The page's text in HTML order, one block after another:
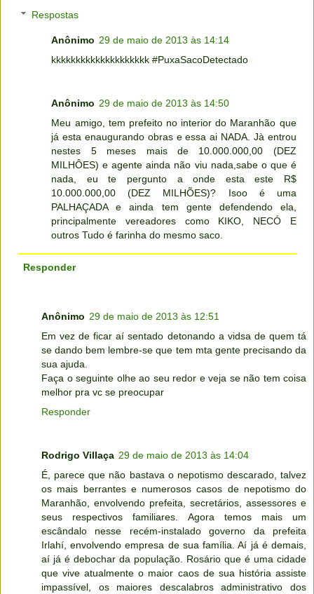
Respostas
Anônimo 29 de maio de 2013 às 14:14
kkkkkkkkkkkkkkkkkkkk #PuxaSacoDetectado
Anônimo 29 de maio de 2013 às 14:50
Meu amigo, tem prefeito no interior do Maranhão que
já esta enaugurando obras e essa ai NADA. Jà entrou
nestes 5 meses mais de 10.000.000,00 (DEZ
MILHÔES) e agente ainda não viu nada,sabe o que é
nada, eu te pergunto a onde esta este R$
10.000.000,00 (DEZ MILHÕES)? Isoo é uma
PALHAÇADA e ainda tem gente defendendo ela,
principalmente vereadores como KIKO, NECÓ E
outros Tudo é farinha do mesmo saco.
Responder
Anônimo 29 de maio de 2013 às 12:51
Em vez de ficar aí sentado detonando a vidsa de quem tá
se dando bem lembre-se que tem mta gente precisando da
sua ajuda.
Faça o seguinte olhe ao seu redor e veja se não tem coisa
melhor pra vc se preocupar
Responder
Rodrigo Villaça 29 de maio de 2013 às 14:04
É, parece que não bastava o nepotismo descarado, talvez
os mais berrantes e numerosos casos de nepotismo do
Maranhão, envolvendo prefeita, secretários, assessores e
seus respectivos familiares. Agora temos mais um
escândalo nesse recém-instalado governo da prefeita
Irlahí, envolvendo empresa de sua família. Aí já é demais,
aí já é debochar da população. Rosário que é uma cidade
que vive atualmente o maior caos de sua história assiste
impassível, os maiores descalabros administrativo dos